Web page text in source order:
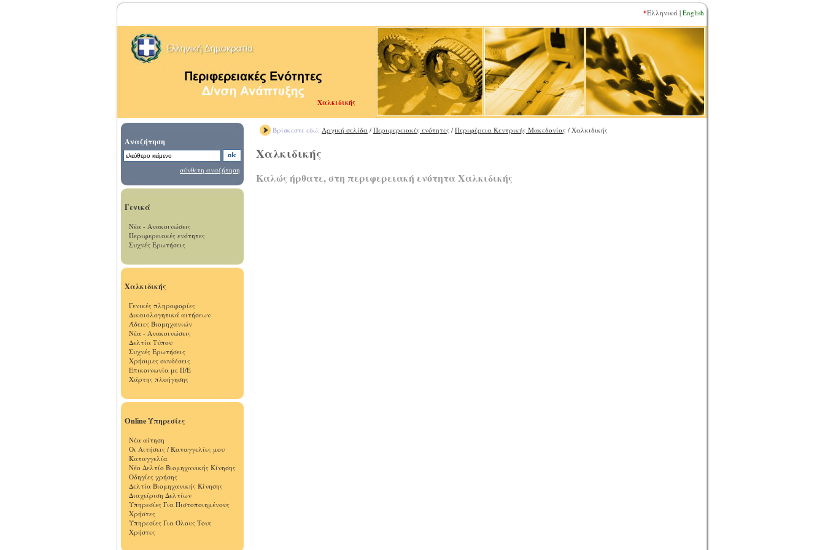
*Ελληνικά | English
Χαλκιδικής
Αναζήτηση
σύνθετη αναζήτηση
Γενικά
Νέα - Ανακοινώσεις
Περιφερειακές ενότητες
Συχνές Ερωτήσεις
Χαλκιδικής
Γενικές πληροφορίες
Δικαιολογητικά αιτήσεων
Άδειες Βιομηχανιών
Νέα - Ανακοινώσεις
Δελτία Τύπου
Συχνές Ερωτήσεις
Χρήσιμες συνδέσεις
Επικοινωνία με Π/Ε
Χάρτης πλοήγησης
Online Υπηρεσίες
Νέα αίτηση
Οι Αιτήσεις / Καταγγελίες μου
Καταγγελία
Νέο Δελτίο Βιομηχανικής Κίνησης
Οδηγίες χρήσης
Δελτία Βιομηχανικής Κίνησης
Διαχείριση Δελτίων
Υπηρεσίες Για Πιστοποιημένους
Χρήστες
Υπηρεσίες Για Όλους Τους
Χρήστες
Βρίσκεστε εδώ: Αρχική σελίδα / Περιφερειακές ενότητες / Περιφέρεια Κεντρικής Μακεδονίας / Χαλκιδικής
Χαλκιδικής
Καλώς ήρθατε, στη περιφερειακή ενότητα Χαλκιδικής